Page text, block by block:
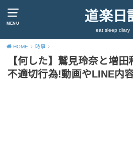
MENU 道楽日
eat sleep diary
HOME 時事
【何した】鷲見玲奈と増
不適切行為!動画やLINE内